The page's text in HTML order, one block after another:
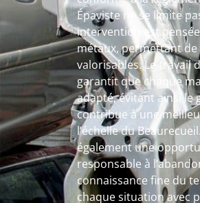
Épaviste ne se limite
intervention est
métaux, permettant
valorisables. Le travail
garantit que chaque
adapté, évitant ainsi le
contribue à une
l’échelle du
également une
responsable à
connaissance fine du
chaque situation avec